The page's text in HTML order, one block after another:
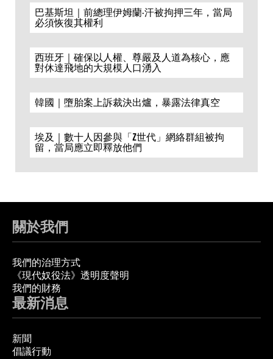
巴基斯坦｜前總理伊姆蘭·汗被拘押三年，當局
必須恢復其權利
西班牙｜確保以人權、尊嚴及人道為核心，應
對休達飛地的大規模人口湧入
韓國｜墮胎案上訴裁決出爐，暴露法律真空
埃及｜數十人因參與「Z世代」網絡群組被拘
留，當局應立即釋放他們
關於我們
我們的治理方式
《現代奴役法》透明度聲明
我們的財務
最新消息
新聞
倡議行動